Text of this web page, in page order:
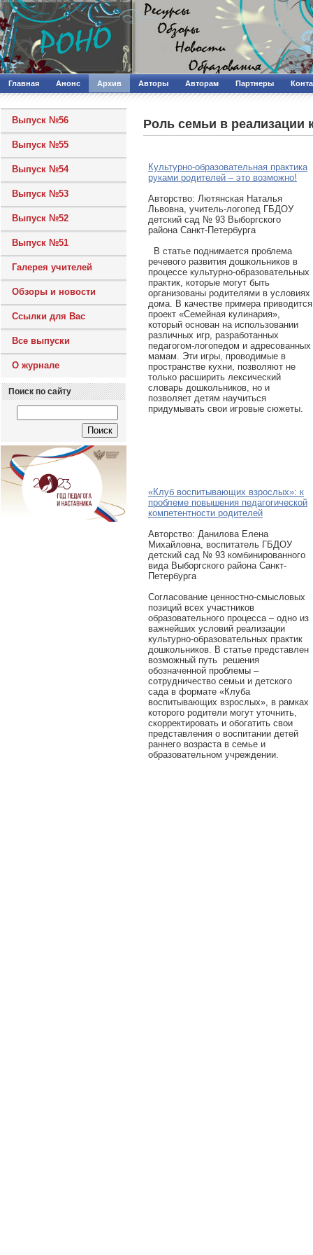
Главная Анонс Архив Авторы Авторам Партнеры
Выпуск №56
Выпуск №55
Выпуск №54
Выпуск №53
Выпуск №52
Выпуск №51
Галерея учителей
Обзоры и новости
Ссылки для Вас
Все выпуски
О журнале
Поиск по сайту
Роль семьи в реализации
Культурно-образовательная практика
руками родителей – это возможно!
Авторcтво: Лютянская Наталья
Львовна, учитель-логопед ГБДОУ
детский сад № 93 Выборгского
района Санкт-Петербурга
В статье поднимается проблема
речевого развития дошкольников в
процессе культурно-образовательных
практик, которые могут быть
организованы родителями в условиях
дома. В качестве примера приводится
проект «Семейная кулинария»,
который основан на использовании
различных игр, разработанных
педагогом-логопедом и адресованных
мамам. Эти игры, проводимые в
пространстве кухни, позволяют не
только расширить лексический
словарь дошкольников, но и
позволяет детям научиться
придумывать свои игровые сюжеты.
«Клуб воспитывающих взрослых»: к
проблеме повышения педагогической
компетентности родителей
Авторcтво: Данилова Елена
Михайловна, воспитатель ГБДОУ
детский сад № 93 комбинированного
вида Выборгского района Санкт-
Петербурга
Согласование ценностно-смысловых
позиций всех участников
образовательного процесса – одно из
важнейших условий реализации
культурно-образовательных практик
дошкольников. В статье представлен
возможный путь решения
обозначенной проблемы –
сотрудничество семьи и детского
сада в формате «Клуба
воспитывающих взрослых», в рамках
которого родители могут уточнить,
скорректировать и обогатить свои
представления о воспитании детей
раннего возраста в семье и
образовательном учреждении.